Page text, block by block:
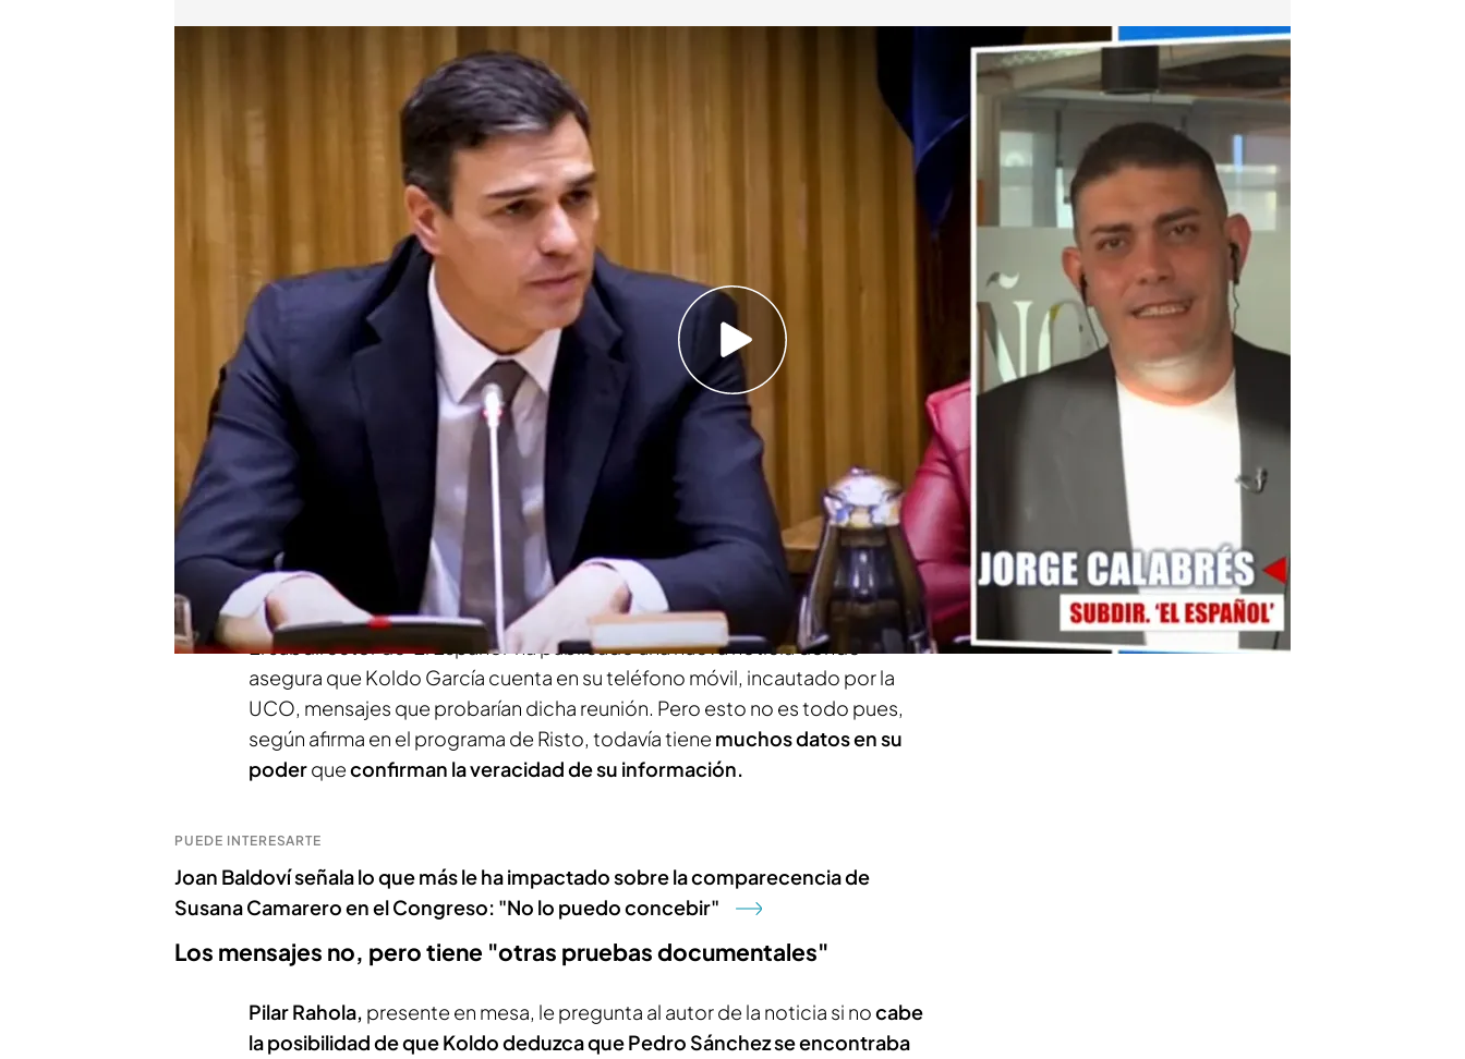
Madrid, 25 NOV 2025 - 17:22h.
Jorge Calabrés asegura que su información es verídica y lo ejemplifica
con las tres veces que el PSOE trató de desmentirle
Iñaki Anasagasti aclara si el PNV exigió al Gobierno nombramientos en
cargos públicos como afirma el informe de la UCO: "Es una película"
Compartir
PSOE saliera a desmentir
, tanto a través de Óscar
López, como mediante el programa de 'Todo es mentira', la
presunta
reunión
Pedro Sánchez Santos Cerdán
Arnaldo Otegi
para pactar la
moción de censura Mariano Rajoy, Jorge Calabrés vuelve
a la carga.
El subdirector de 'El Español' ha publicado una nueva noticia donde
asegura que Koldo García cuenta en su teléfono móvil, incautado por la
UCO, mensajes que probarían dicha reunión. Pero esto no es todo pues,
según afirma en el programa de Risto, todavía tiene muchos datos en su
poderqueconfirman la veracidad de su información.
PUEDE INTERESARTE
Joan Baldoví señala lo que más le ha impactado sobre la comparecencia de
Susana Camarero en el Congreso: "No lo puedo concebir"
Los mensajes no, pero tiene "otras pruebas documentales"
Pilar Rahola, presente en mesa, le pregunta al autor de la noticia si nocabe
la posibilidad de que Koldo deduzca que Pedro Sánchez se encontraba